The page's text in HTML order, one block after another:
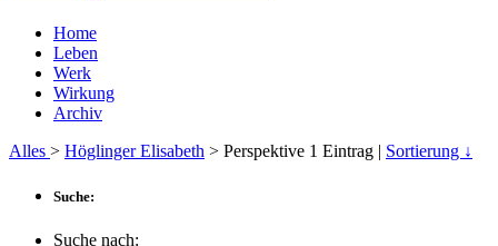
Home
Leben
Werk
Wirkung
Archiv
Alles > Höglinger Elisabeth > Perspektive 1 Eintrag | Sortierung ↓
Suche:
Suche nach: